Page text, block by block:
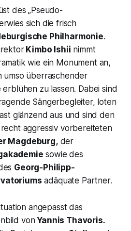
des„Pseudo-
sich die frisch
Philharmonie.
Kimbo Ishii nimmt
wie ein Monument an,
umso überraschender
zu lassen. Dabei sind
Sängerbegleiter, loten
glänzend aus und sind den
aggressiv vorbereiteten
Magdeburg,der
sowie des
Georg-Philipp-
adäquate Partner.
angepasst das
vonYannis Thavoris.